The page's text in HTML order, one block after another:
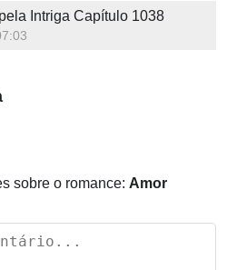
Intriga Capítulo 1038
sobre o romance: Amor